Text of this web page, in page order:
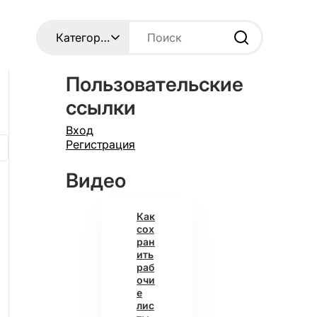
Пользовательские
ссылки
Вход
Регистрация
Видео
Как
сох
ран
ить
раб
очи
е
лис